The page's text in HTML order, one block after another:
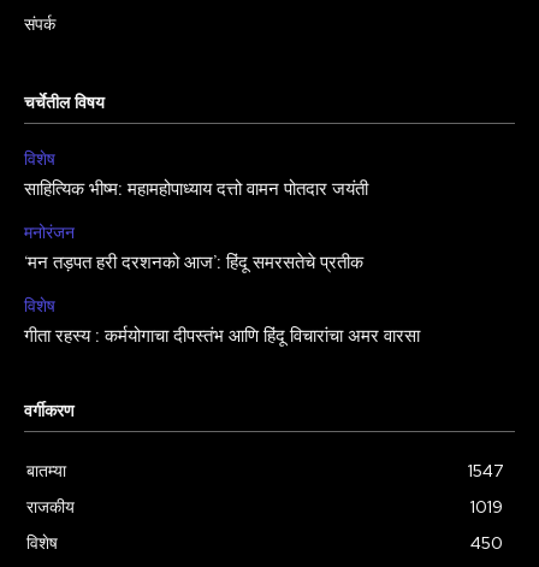
संपर्क
चर्चेतील विषय
विशेष
साहित्यिक भीष्म: महामहोपाध्याय दत्तो वामन पोतदार जयंती
मनोरंजन
‘मन तड़पत हरी दरशनको आज’: हिंदू समरसतेचे प्रतीक
विशेष
गीता रहस्य : कर्मयोगाचा दीपस्तंभ आणि हिंदू विचारांचा अमर वारसा
वर्गीकरण
बातम्या
1547
राजकीय
1019
विशेष
450